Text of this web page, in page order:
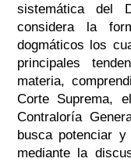
sistemática del
considera la
dogmáticos los
principales
materia,
Corte Suprema,
Contraloría
busca potenciar
mediante la